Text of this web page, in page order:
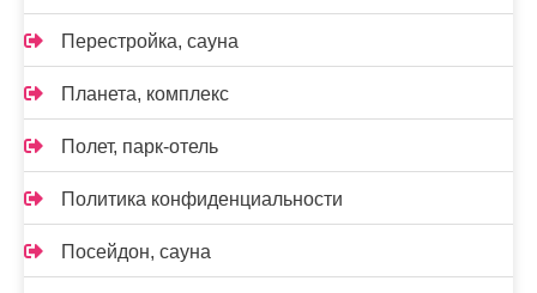
Перестройка, сауна
Планета, комплекс
Полет, парк-отель
Политика конфиденциальности
Посейдон, сауна